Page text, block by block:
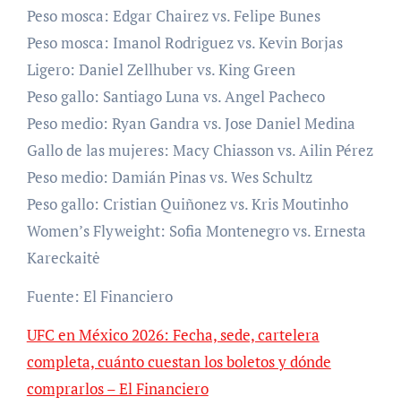
Peso mosca: Edgar Chairez vs. Felipe Bunes
Peso mosca: Imanol Rodriguez vs. Kevin Borjas
Ligero: Daniel Zellhuber vs. King Green
Peso gallo: Santiago Luna vs. Angel Pacheco
Peso medio: Ryan Gandra vs. Jose Daniel Medina
Gallo de las mujeres: Macy Chiasson vs. Ailin Pérez
Peso medio: Damián Pinas vs. Wes Schultz
Peso gallo: Cristian Quiñonez vs. Kris Moutinho
Women’s Flyweight: Sofia Montenegro vs. Ernesta
Kareckaitė
Fuente: El Financiero
UFC en México 2026: Fecha, sede, cartelera
completa, cuánto cuestan los boletos y dónde
comprarlos – El Financiero